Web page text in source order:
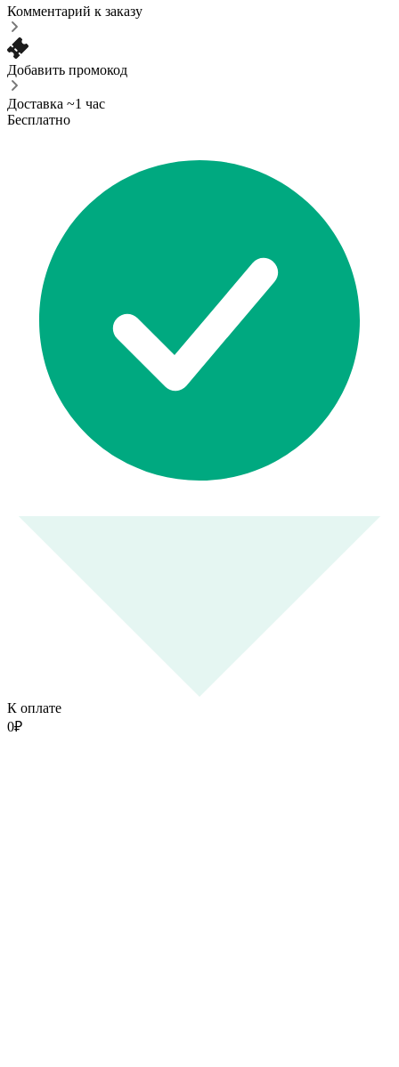
Комментарий к заказу
Добавить промокод
Доставка ~1 час
Бесплатно
К оплате
0₽